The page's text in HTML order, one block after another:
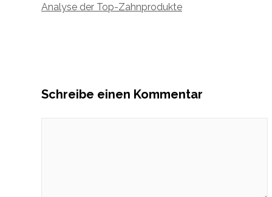
Analyse der Top-Zahnprodukte
Schreibe einen Kommentar